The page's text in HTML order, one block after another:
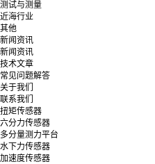
测试与测量
近海行业
其他
新闻资讯
新闻资讯
技术文章
常见问题解答
关于我们
联系我们
扭矩传感器
六分力传感器
多分量测力平台
水下力传感器
加速度传感器